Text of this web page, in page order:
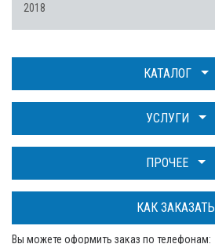
КАТАЛОГ
УСЛУГИ
ПРОЧЕЕ
КАК ЗАКАЗАТЬ
Вы можете оформить заказ по телефонам:
2018